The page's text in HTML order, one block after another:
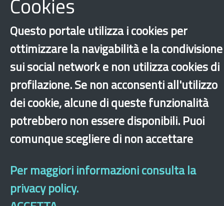
Fondo Asilo Migrazione Integrazione - FAMI
Integrazione
Catania
Messina
Palermo
×
Cookies
Questo portale utilizza i cookies per
ottimizzare la navigabilità e la condivisione
sui social network e non utilizza cookies di
profilazione. Se non acconsenti all'utilizzo
dei cookie, alcune di queste funzionalità
potrebbero non essere disponibili. Puoi
comunque scegliere di non accettare
Per maggiori informazioni consulta la
privacy policy.
Dichiarazione di accessibilità Mappa del sito Legal & Privacy
Contatti
Sito archeologico